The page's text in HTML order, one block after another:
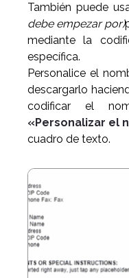
También puede
debe empezar por)
mediante la
específica.
Personalice el
descargarlo
codificar el
«Personalizar el
cuadro de texto.